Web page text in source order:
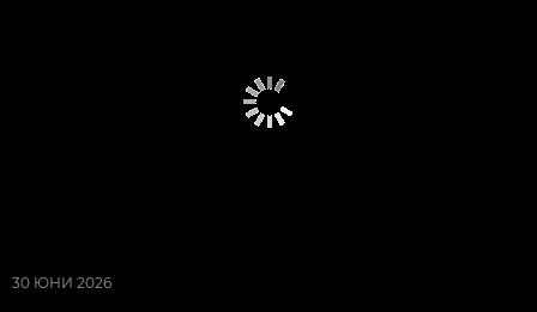
30 ЮНИ 2026